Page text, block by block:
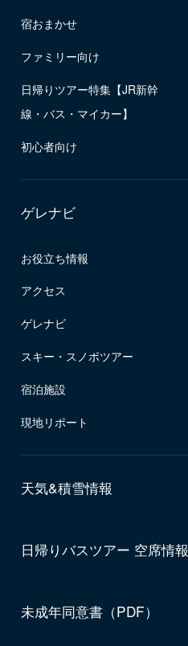
宿おまかせ
ファミリー向け
日帰りツアー特集【JR新幹
線・バス・マイカー】
初心者向け
ゲレナビ
お役立ち情報
アクセス
ゲレナビ
スキー・スノボツアー
宿泊施設
現地リポート
天気&積雪情報
日帰りバスツアー 空席情報
未成年同意書（PDF）